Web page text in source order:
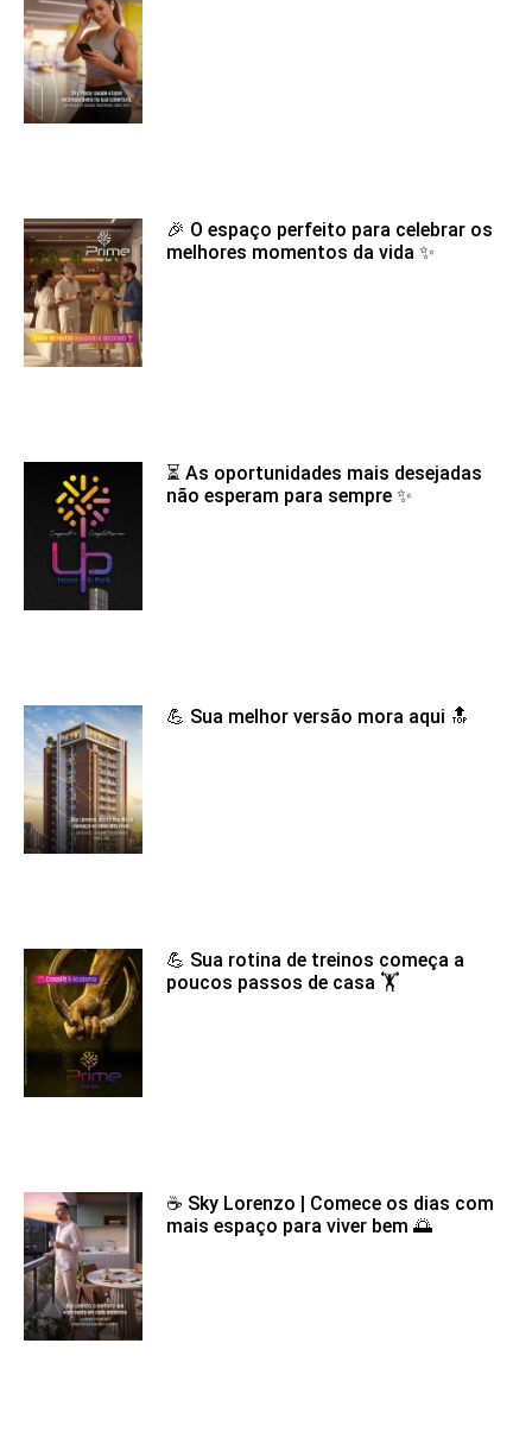
🎉 O espaço perfeito para celebrar os
melhores momentos da vida ✨
⏳ As oportunidades mais desejadas
não esperam para sempre ✨
💪 Sua melhor versão mora aqui 🔝
💪 Sua rotina de treinos começa a
poucos passos de casa 🏋️
☕ Sky Lorenzo | Comece os dias com
mais espaço para viver bem 🌅